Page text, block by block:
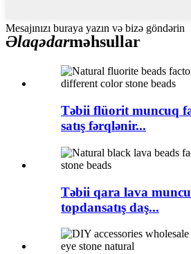
Mesajınızı buraya yazın və bizə göndərin
Əlaqədarməhsullar
Təbii flüorit muncuq
satış fərqlənir...
Təbii qara lava
topdansatış daş...